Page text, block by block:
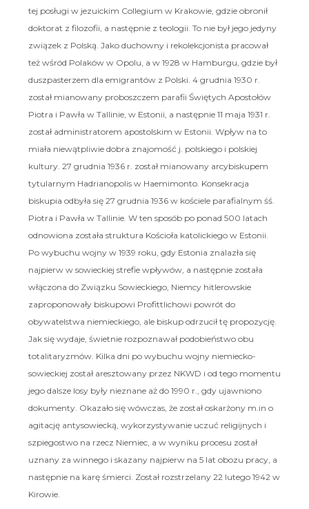
tej posługi w jezuickim Collegium w Krakowie, gdzie obronił
doktorat z filozofii, a następnie z teologii. To nie był jego jedyny
związek z Polską. Jako duchowny i rekolekcjonista pracował
też wśród Polaków w Opolu, a w 1928 w Hamburgu, gdzie był
duszpasterzem dla emigrantów z Polski. 4 grudnia 1930 r.
został mianowany proboszczem parafii Świętych Apostołów
Piotra i Pawła w Tallinie, w Estonii, a następnie 11 maja 1931 r.
został administratorem apostolskim w Estonii. Wpływ na to
miała niewątpliwie dobra znajomość j. polskiego i polskiej
kultury. 27 grudnia 1936 r. został mianowany arcybiskupem
tytularnym Hadrianopolis w Haemimonto. Konsekracja
biskupia odbyła się 27 grudnia 1936 w kościele parafialnym śś.
Piotra i Pawła w Tallinie. W ten sposób po ponad 500 latach
odnowiona została struktura Kościoła katolickiego w Estonii.
Po wybuchu wojny w 1939 roku, gdy Estonia znalazła się
najpierw w sowieckiej strefie wpływów, a następnie została
włączona do Związku Sowieckiego, Niemcy hitlerowskie
zaproponowały biskupowi Profittlichowi powrót do
obywatelstwa niemieckiego, ale biskup odrzucił tę propozycję.
Jak się wydaje, świetnie rozpoznawał podobieństwo obu
totalitaryzmów. Kilka dni po wybuchu wojny niemiecko-
sowieckiej został aresztowany przez NKWD i od tego momentu
jego dalsze losy były nieznane aż do 1990 r., gdy ujawniono
dokumenty. Okazało się wówczas, że został oskarżony m.in o
agitację antysowiecką, wykorzystywanie uczuć religijnych i
szpiegostwo na rzecz Niemiec, a w wyniku procesu został
uznany za winnego i skazany najpierw na 5 lat obozu pracy, a
następnie na karę śmierci. Został rozstrzelany 22 lutego 1942 w
Kirowie.